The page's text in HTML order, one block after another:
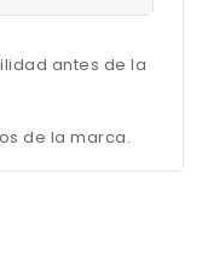
antes de la
de la marca.